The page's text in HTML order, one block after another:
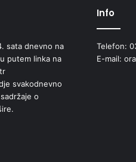
sata dnevno na
putem linka na
svakodnevno
o
Info
Telefon:
E-mail: